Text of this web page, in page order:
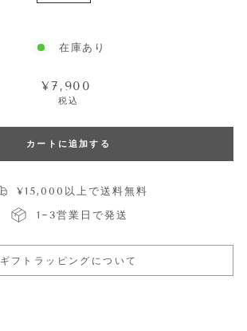
在庫あり
通
格
¥7,900
税込
カートに追加する
¥15,000以上で送料無料
1~3営業日で発送
ギフトラッピングについて